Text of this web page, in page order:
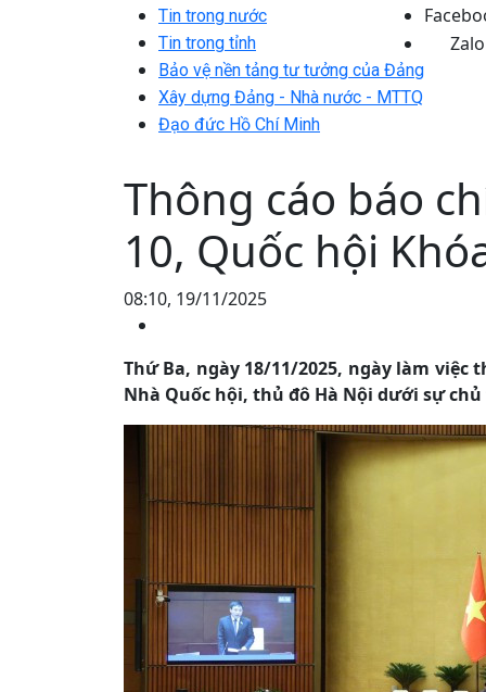
Tin trong nước
Tin trong tỉnh
Bảo vệ nền tảng tư tưởng của Đảng
Xây dựng Đảng - Nhà nước - MTTQ
Đạo đức Hồ Chí Minh
Zalo
Thông cáo báo
10, Quốc hội
08:10, 19/11/2025
Thứ Ba, ngày 18/11/2025, ngày làm việc
Nhà Quốc hội, thủ đô Hà Nội dưới sự